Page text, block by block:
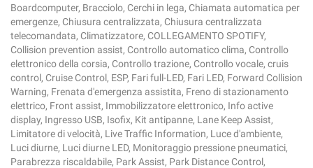
Boardcomputer, Bracciolo, Cerchi in lega, Chiamata automatica per
emergenze, Chiusura centralizzata, Chiusura centralizzata
telecomandata, Climatizzatore, COLLEGAMENTO SPOTIFY,
Collision prevention assist, Controllo automatico clima, Controllo
elettronico della corsia, Controllo trazione, Controllo vocale, cruis
control, Cruise Control, ESP, Fari full-LED, Fari LED, Forward Collision
Warning, Frenata d'emergenza assistita, Freno di stazionamento
elettrico, Front assist, Immobilizzatore elettronico, Info active
display, Ingresso USB, Isofix, Kit antipanne, Lane Keep Assist,
Limitatore di velocità, Live Traffic Information, Luce d'ambiente,
Luci diurne, Luci diurne LED, Monitoraggio pressione pneumatici,
Parabrezza riscaldabile, Park Assist, Park Distance Control,